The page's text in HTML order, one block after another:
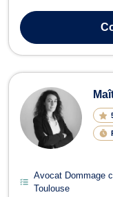
Résolution des
impayés. Droit ...
Avocat Dommage
Toulouse